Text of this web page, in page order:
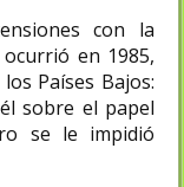
con la
en 1985,
Países Bajos:
sobre el papel
se le impidió